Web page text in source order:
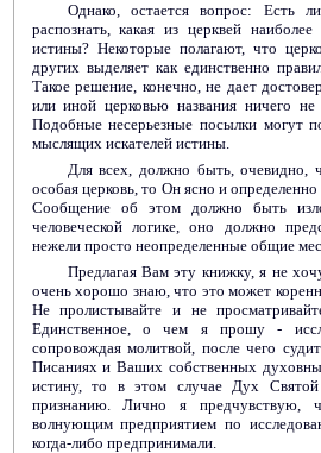
Однако, остается вопрос: Есть
распознать, какая из церквей
истины? Некоторые полагают, что
других выделяет как единственно
Такое решение, конечно, не дает
или иной церковью названия ничего
Подобные несерьезные посылки могут
мыслящих искателей истины.
Для всех, должно быть, очевидно,
особая церковь, то Он ясно и
Сообщение об этом должно быть
человеческой логике, оно должно
нежели просто неопределенные общие
Предлагая Вам эту книжку, я не
очень хорошо знаю, что это может
Не пролистывайте и не
Единственное, о чем я прошу -
сопровождая молитвой, после чего
Писаниях и Ваших собственных
истину, то в этом случае Дух
признанию. Лично я предчувствую,
волнующим предприятием по
когда-либо предпринимали.